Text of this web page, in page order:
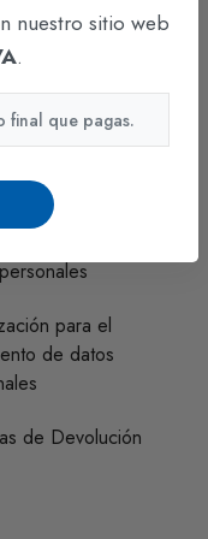
y procedimientos de
para el
de datos
de Devolución
nuestro sitio web
.
final que pagas.